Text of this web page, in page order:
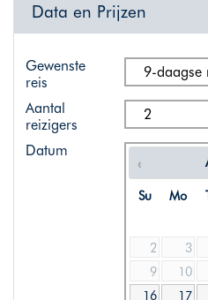
Data en Prijzen
Gewenste
reis
9-daagse
Aantal
reizigers
2
Datum
Su Mo
2
3
9
10
16
17